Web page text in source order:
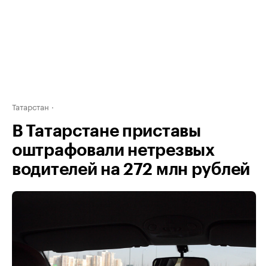
Татарстан
В Татарстане приставы
оштрафовали нетрезвых
водителей на 272 млн рублей